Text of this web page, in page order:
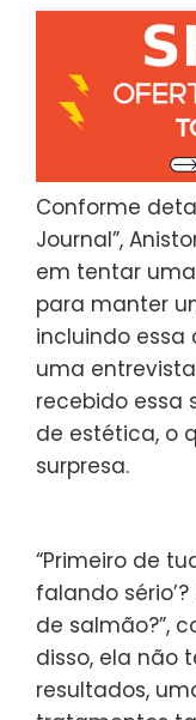
Conforme
Journal”,
em tentar
para manter
incluindo essa
uma
recebido essa
de estética, o
surpresa.
“Primeiro de
falando
de salmão?”,
disso, ela não
resultados,